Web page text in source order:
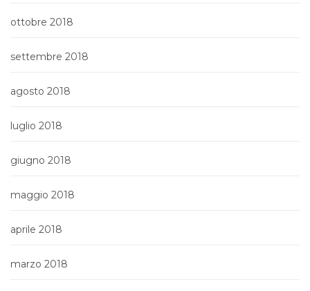
ottobre 2018
settembre 2018
agosto 2018
luglio 2018
giugno 2018
maggio 2018
aprile 2018
marzo 2018